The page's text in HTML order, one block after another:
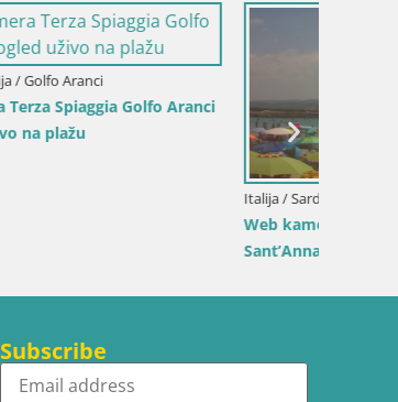
Web kamera Porto Pino – Pogled uživo iz
Subscribe